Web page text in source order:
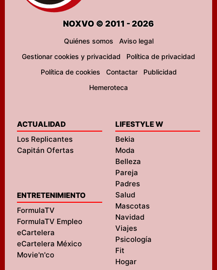
NOXVO © 2011 - 2026
Quiénes somos
Aviso legal
Gestionar cookies y privacidad
Política de privacidad
Política de cookies
Contactar
Publicidad
Hemeroteca
ACTUALIDAD
Los Replicantes
Capitán Ofertas
ENTRETENIMIENTO
FormulaTV
FormulaTV Empleo
eCartelera
eCartelera México
Movie'n'co
LIFESTYLE W
Bekia
Moda
Belleza
Pareja
Padres
Salud
Mascotas
Navidad
Viajes
Psicología
Fit
Hogar